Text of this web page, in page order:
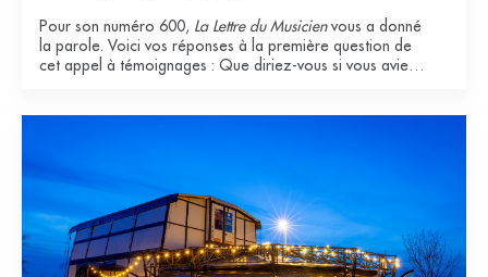
Pour son numéro 600, La Lettre du Musicienvous a donné
la parole. Voici vos réponses à la première question de
cet appel à témoignages : Que diriez-vous si vous aviez